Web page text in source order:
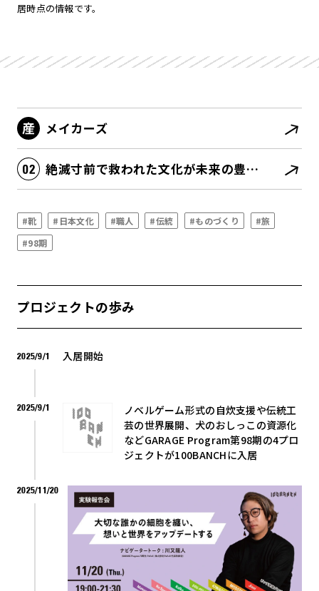
居時点の情報です。
メイカーズ
絶滅寸前で救われた文化が未来の豊かさの源泉になる
#靴 #日本文化 #職人 #伝統 #ものづくり
#旅
#98期
プロジェクトの歩み
2025/9/1 入居開始
2025/9/1
ノベルゲーム形式の自炊支援や伝統工
芸の世界展開、犬のおしっこの資源化
などGARAGE Program第98期の4プロ
ジェクトが100BANCHに入居
2025/11/20